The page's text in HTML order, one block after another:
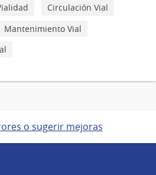
Circulación Vial
Mantenimiento Vial
o sugerir mejoras